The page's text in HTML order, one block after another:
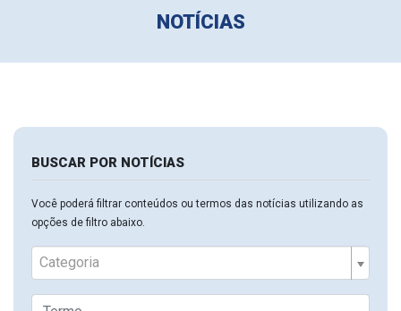
NOTÍCIAS
BUSCAR POR NOTÍCIAS
Você poderá filtrar conteúdos ou termos das notícias utilizando as
opções de filtro abaixo.
Categoria